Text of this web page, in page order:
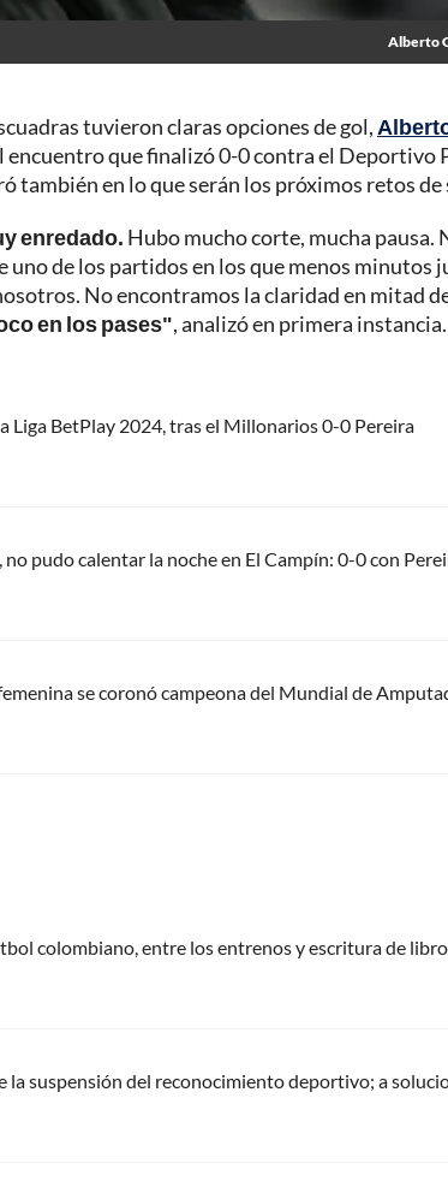
Alberto
tuvieron claras opciones de gol,
que finalizó 0-0 contra el Deportivo
también en lo que serán los próximos retos de
enredado. Hubo mucho corte, mucha pausa.
uno de los partidos en los que menos minutos
No encontramos la claridad en mitad
en los pases", analizó en primera instancia.
Liga BetPlay 2024, tras el Millonarios 0-0 Pereira
pudo calentar la noche en El Campín: 0-0 con
se coronó campeona del Mundial de
colombiano, entre los entrenos y escritura de
la suspensión del reconocimiento deportivo; a